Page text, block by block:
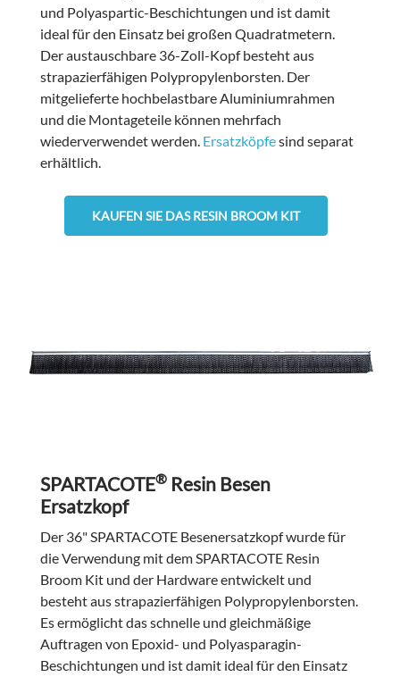
und Polyaspartic-Beschichtungen und ist damit
ideal für den Einsatz bei großen Quadratmetern.
Der austauschbare 36-Zoll-Kopf besteht aus
strapazierfähigen Polypropylenborsten. Der
mitgelieferte hochbelastbare Aluminiumrahmen
und die Montageteile können mehrfach
wiederverwendet werden. Ersatzköpfesind separat
erhältlich.
KAUFEN SIE DAS RESIN BROOM KIT
SPARTACOTE®Resin Besen
Ersatzkopf
Der 36" SPARTACOTE Besenersatzkopf wurde für
die Verwendung mit dem SPARTACOTE Resin
Broom Kit und der Hardware entwickelt und
besteht aus strapazierfähigen Polypropylenborsten.
Es ermöglicht das schnelle und gleichmäßige
Auftragen von Epoxid- und Polyasparagin-
Beschichtungen und ist damit ideal für den Einsatz